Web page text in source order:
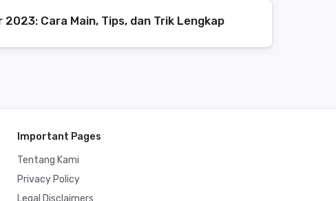
Cara Main, Tips, dan Trik Lengkap
Important Pages
Tentang Kami
Privacy Policy
Legal Disclaimers